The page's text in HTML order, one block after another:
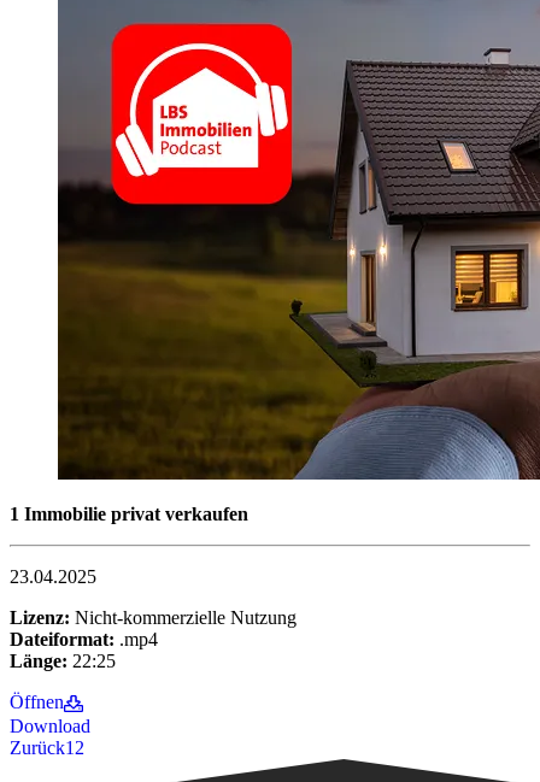
1 Immobilie privat verkaufen
23.04.2025
Lizenz: Nicht-kommerzielle Nutzung
Dateiformat: .mp4
Länge: 22:25
Öffnen
Download
Zurück1 2